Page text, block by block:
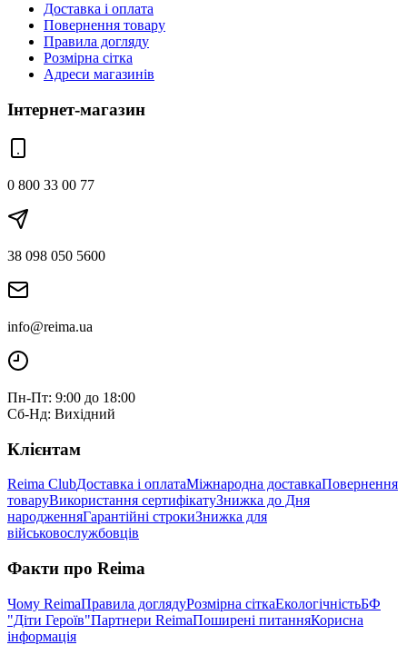
Доставка і оплата
Повернення товару
Правила догляду
Розмірна сітка
Адреси магазинів
Інтернет-магазин
0 800 33 00 77
38 098 050 5600
info@reima.ua
Пн-Пт: 9:00 до 18:00
Сб-Нд: Вихідний
Клієнтам
Reima ClubДоставка і оплатаМіжнародна доставкаПовернення
товаруВикористання сертифікатуЗнижка до Дня
народженняГарантійні строкиЗнижка для
військовослужбовців
Факти про Reima
Чому ReimaПравила доглядуРозмірна сіткаЕкологічністьБФ
"Діти Героїв"Партнери ReimaПоширені питанняКорисна
інформація